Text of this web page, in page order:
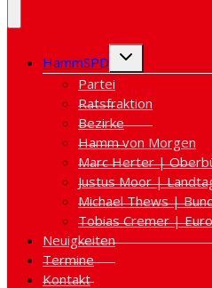
HammSPD
Untermenü
Partei
Ratsfraktion
Bezirke
Hamm von Morgen
Marc Herter |
Justus Moor |
Michael Thews |
Tobias Cremer |
Neuigkeiten
Termine
Kontakt